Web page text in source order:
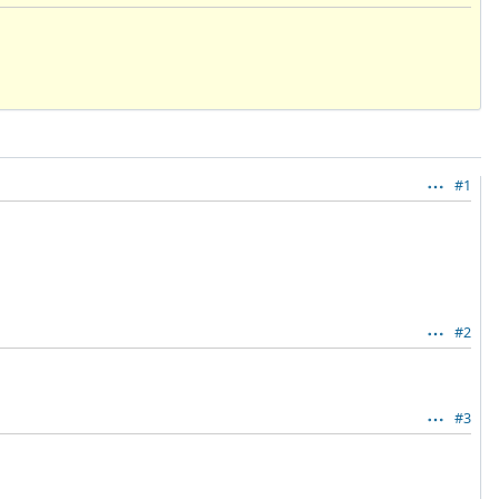
#1
#2
#3